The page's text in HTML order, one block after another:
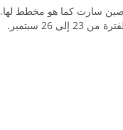
سارت كما هو مخطط لها.
26 سبتمبر.